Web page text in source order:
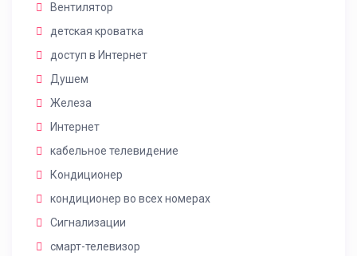
Вентилятор
детская кроватка
доступ в Интернет
Душем
Железа
Интернет
кабельное телевидение
Кондиционер
кондиционер во всех номерах
Сигнализации
смарт-телевизор